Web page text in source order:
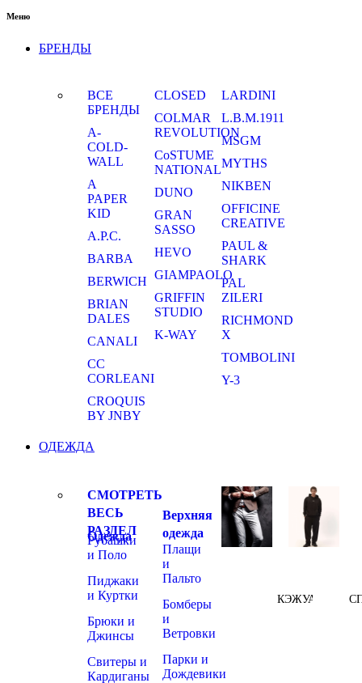
Меню
БРЕНДЫ
ВСЕ
БРЕНДЫ
A-
COLD-
WALL
A
PAPER
KID
A.P.C.
BARBA
BERWICH
BRIAN
DALES
CANALI
CC
CORLEANI
CROQUIS
BY JNBY
CLOSED
COLMAR
REVOLUTION
CoSTUME
NATIONAL
DUNO
GRAN
SASSO
HEVO
GIAMPAOLO
GRIFFIN
STUDIO
K-WAY
LARDINI
L.B.M.1911
MSGM
MYTHS
NIKBEN
OFFICINE
CREATIVE
PAUL &
SHARK
PAL
ZILERI
RICHMOND
X
TOMBOLINI
Y-3
ОДЕЖДА
СМОТРЕТЬ
ВЕСЬ
РАЗДЕЛ
Одежда
Рубашки
и Поло
Пиджаки
и Куртки
Брюки и
Джинсы
Свитеры и
Кардиганы
Верхняя
одежда
Плащи
и
Пальто
Бомберы
и
Ветровки
Парки и
Дождевики
КЭЖУАЛ